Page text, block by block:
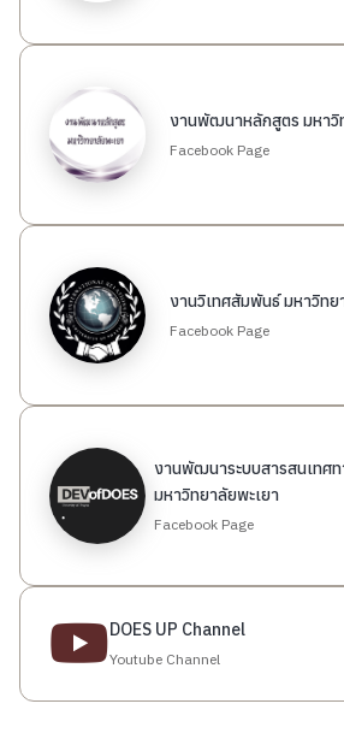
งานพัฒนาหลักสูตร มหาวิ
Facebook Page
งานวิเทศสัมพันธ์ มหาวิทย
Facebook Page
งานพัฒนาระบบสารสนเทศท
มหาวิทยาลัยพะเยา
Facebook Page
DOES UP Channel
Youtube Channel